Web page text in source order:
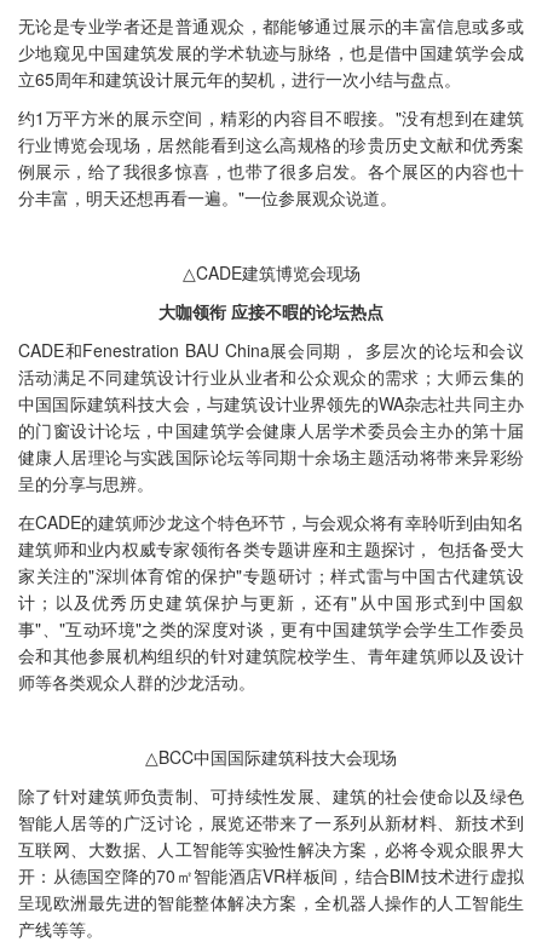
无论是专业学者还是普通观众，都能够通过展示的丰富信息或多或
少地窥见中国建筑发展的学术轨迹与脉络，也是借中国建筑学会成
立65周年和建筑设计展元年的契机，进行一次小结与盘点。
约1万平方米的展示空间，精彩的内容目不暇接。"没有想到在建筑
行业博览会现场，居然能看到这么高规格的珍贵历史文献和优秀案
例展示，给了我很多惊喜，也带了很多启发。各个展区的内容也十
分丰富，明天还想再看一遍。"一位参展观众说道。
△CADE建筑博览会现场
大咖领衔 应接不暇的论坛热点
CADE和Fenestration BAU China展会同期， 多层次的论坛和会议
活动满足不同建筑设计行业从业者和公众观众的需求；大师云集的
中国国际建筑科技大会，与建筑设计业界领先的WA杂志社共同主办
的门窗设计论坛，中国建筑学会健康人居学术委员会主办的第十届
健康人居理论与实践国际论坛等同期十余场主题活动将带来异彩纷
呈的分享与思辨。
在CADE的建筑师沙龙这个特色环节，与会观众将有幸聆听到由知名
建筑师和业内权威专家领衔各类专题讲座和主题探讨， 包括备受大
家关注的"深圳体育馆的保护"专题研讨；样式雷与中国古代建筑设
计；以及优秀历史建筑保护与更新，还有"从中国形式到中国叙
事"、"互动环境"之类的深度对谈，更有中国建筑学会学生工作委员
会和其他参展机构组织的针对建筑院校学生、青年建筑师以及设计
师等各类观众人群的沙龙活动。
△BCC中国国际建筑科技大会现场
除了针对建筑师负责制、可持续性发展、建筑的社会使命以及绿色
智能人居等的广泛讨论，展览还带来了一系列从新材料、新技术到
互联网、大数据、人工智能等实验性解决方案，必将令观众眼界大
开：从德国空降的70㎡智能酒店VR样板间，结合BIM技术进行虚拟
呈现欧洲最先进的智能整体解决方案，全机器人操作的人工智能生
产线等等。